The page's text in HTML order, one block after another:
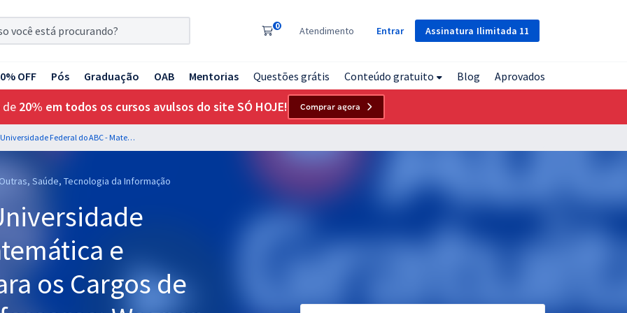
Assinatura Ilimitada 11
0 Atendimento Entrar
OFF Pós Graduação OAB Mentorias Questões grátis Conteúdo gratuito Blog Aprovados
de 20% em todos os cursos avulsos do site SÓ HOJE! Comprar agora
UFABC - Fundação Universidade Federal do ABC - Matemática e Raciocínio Lógico para os Cargos de Nível Superior - Professores: Wagner Aguiar e Marcelo Leite
Saúde, Tecnologia da Informação
e
os Cargos de